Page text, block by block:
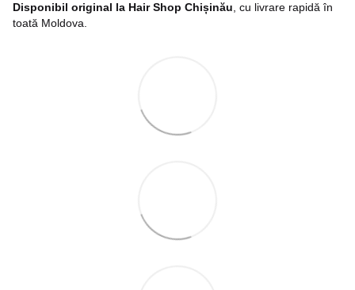
Disponibil original la Hair Shop Chișinău, cu livrare rapidă în
toată Moldova.